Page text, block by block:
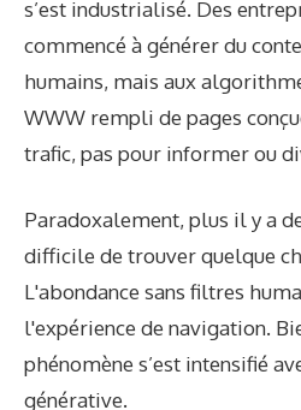
s’est industrialisé. Des
commencé à générer du
humains, mais aux
WWW rempli de pages
trafic, pas pour informer ou
Paradoxalement, plus il y a
difficile de trouver quelque
L'abondance sans filtres
l'expérience de navigation.
phénomène s’est intensifié
générative.